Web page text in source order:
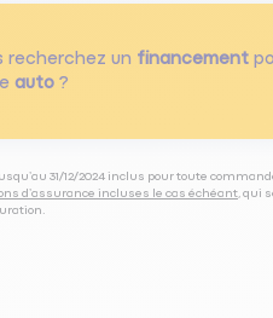
recherchez un financement
auto?
31/12/2024 inclus pour toute
d’assurance incluses le cas échéant , qui